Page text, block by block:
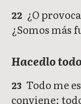
22 ¿O
¿Somos más
Hacedlo
23 Todo me
conviene;